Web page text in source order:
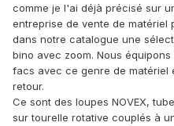
comme je l'ai déjà précisé sur
entreprise de vente de matériel
dans notre catalogue une
bino avec zoom. Nous
facs avec ce genre de matériel
retour.
Ce sont des loupes NOVEX,
sur tourelle rotative couplés à